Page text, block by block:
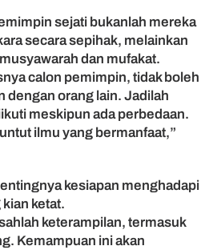
sejati bukanlah mereka
secara sepihak, melainkan
dan mufakat.
calon pemimpin, tidak boleh
dengan orang lain. Jadilah
meskipun ada perbedaan.
ilmu yang bermanfaat,”
kesiapan menghadapi
ketat.
keterampilan, termasuk
Kemampuan ini akan